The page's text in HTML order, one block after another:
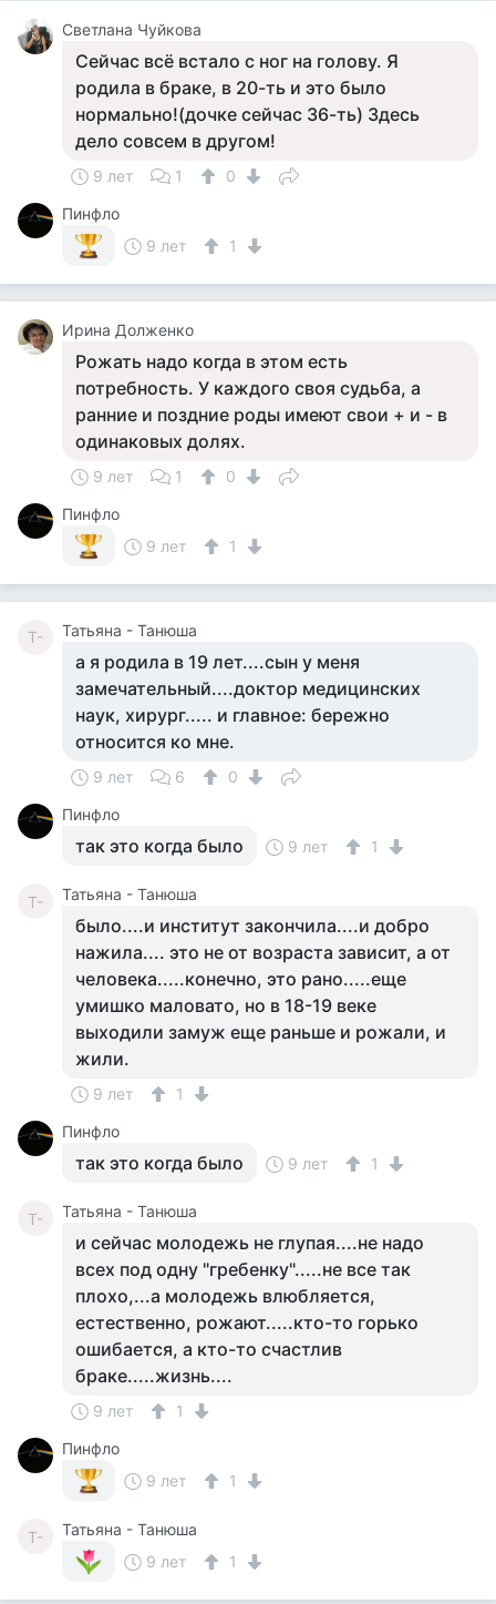
Светлана Чуйкова
Сейчас всё встало с ног на голову. Я
родила в браке, в 20-ть и это было
нормально!(дочке сейчас 36-ть) Здесь
дело совсем в другом!
9 лет 1
0
Пинфло
9 лет
1
Ирина Долженко
Рожать надо когда в этом есть
потребность. У каждого своя судьба, а
ранние и поздние роды имеют свои + и - в
одинаковых долях.
9 лет 1
0
Пинфло
9 лет
1
Т- Татьяна - Танюша
а я родила в 19 лет....сын у меня
замечательный....доктор медицинских
наук, хирург..... и главное: бережно
относится ко мне.
9 лет 6
0
Пинфло
так это когда было 9 лет 1
Т- Татьяна - Танюша
было....и институт закончила....и добро
нажила.... это не от возраста зависит, а от
человека.....конечно, это рано.....еще
умишко маловато, но в 18-19 веке
выходили замуж еще раньше и рожали, и
жили.
9 лет
1
Пинфло
так это когда было 9 лет 1
Т- Татьяна - Танюша
и сейчас молодежь не глупая....не надо
всех под одну "гребенку".....не все так
плохо,...а молодежь влюбляется,
естественно, рожают.....кто-то горько
ошибается, а кто-то счастлив
браке.....жизнь....
9 лет
1
Пинфло
9 лет
1
Т-
Татьяна - Танюша
9 лет
1